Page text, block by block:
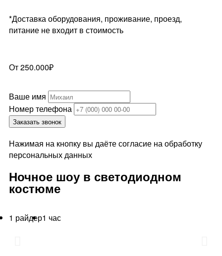
*Доставка оборудования, проживание, проезд,
питание не входит в стоимость
От 250.000₽
Ваше имя
Номер телефона
Заказать звонок
Нажимая на кнопку вы даёте согласие на обработку
персональных данных
Ночное шоу в светодиодном
костюме
1 райдер1 час